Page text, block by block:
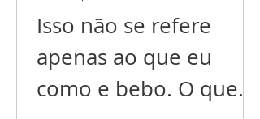
nos suga força vital
sem nos trazer nada
de positivo. Esse limite
que colocamos nas
Isso não se refere
apenas ao que eu
como e bebo. O que